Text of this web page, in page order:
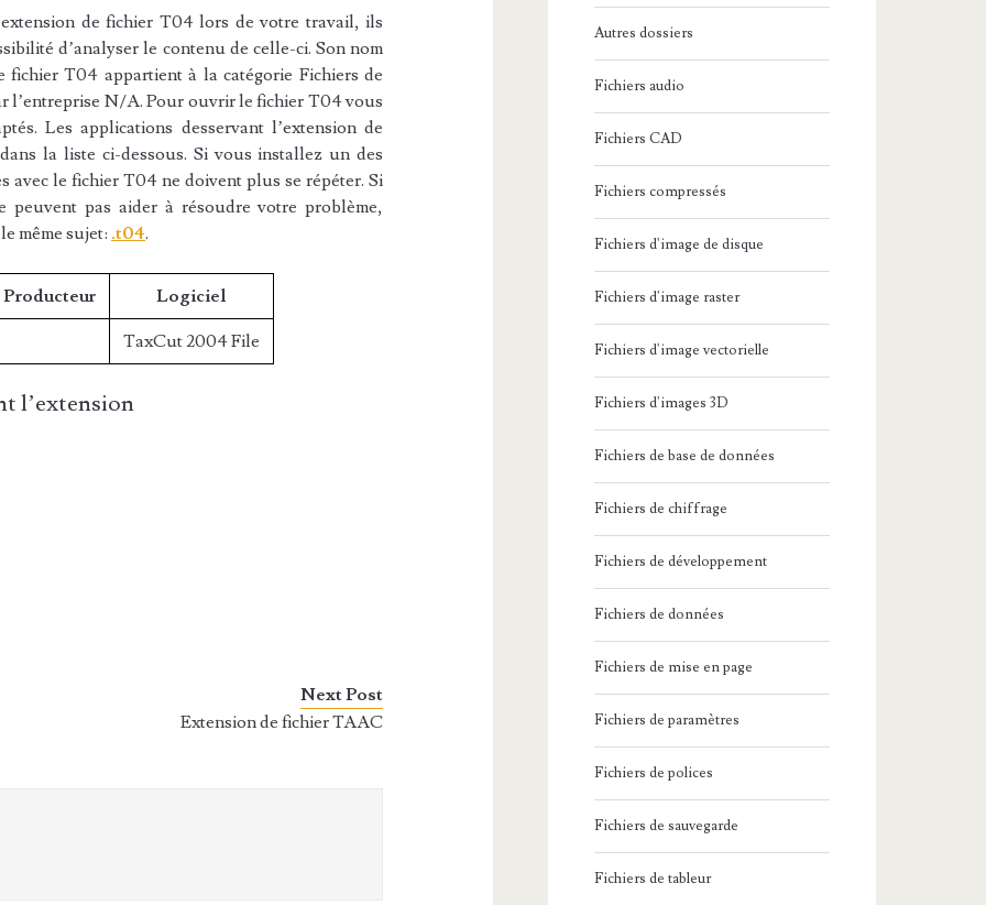
de fichier T04 lors de votre travail, ils
d’analyser le contenu de celle-ci. Son nom
fichier T04 appartient à la catégorie Fichiers de
l’entreprise N/A. Pour ouvrir le fichier T04 vous
Les applications desservant l’extension de
la liste ci-dessous. Si vous installez un des
avec le fichier T04 ne doivent plus se répéter. Si
peuvent pas aider à résoudre votre problème,
même sujet: .t04.
Producteur Logiciel
TaxCut 2004 File
l’extension
Next Post
Extension de fichier TAAC
Autres dossiers
Fichiers audio
Fichiers CAD
Fichiers compressés
Fichiers d'image de disque
Fichiers d'image raster
Fichiers d'image vectorielle
Fichiers d'images 3D
Fichiers de base de données
Fichiers de chiffrage
Fichiers de développement
Fichiers de données
Fichiers de mise en page
Fichiers de paramètres
Fichiers de polices
Fichiers de sauvegarde
Fichiers de tableur